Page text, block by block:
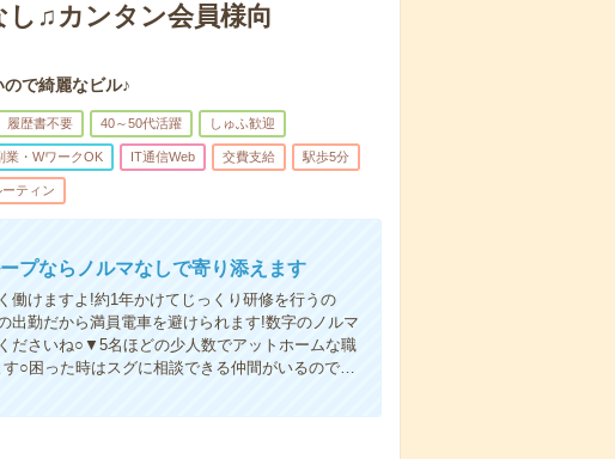
し♫カンタン会員様向
で綺麗なビル♪
履歴書不要 40～50代活躍 しゅふ歓迎
業・WワークOK IT通信Web 交費支給 駅歩5分
ーティン
プならノルマなしで寄り添えます
けますよ!約1年かけてじっくり研修を行うの
勤だから満員電車を避けられます!数字のノルマ
ださいね○▼5名ほどの少人数でアットホームな職
○困った時はスグに相談できる仲間がいるので…